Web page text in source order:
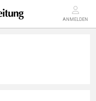
ANMELDEN